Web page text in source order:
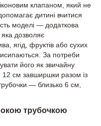
клапаном, який не
дитині вчитися
моделі — додаткова
дозволяє
ягід, фруктів або сухих
За потреби
його як звичайну
12 см завширшки разом із
— близько 6 см,
трубочкою